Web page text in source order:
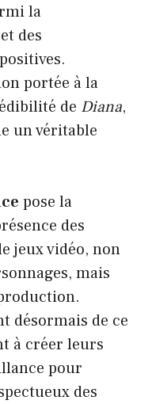
la
des
portée à la
de Diana,
un véritable
pose la
des
jeux vidéo, non
mais
désormais de ce
à créer leurs
pour
des